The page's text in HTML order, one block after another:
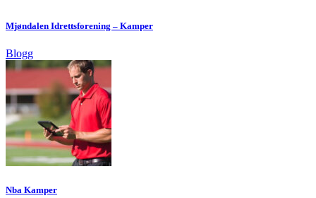
Mjøndalen Idrettsforening – Kamper
Blogg
Nba Kamper